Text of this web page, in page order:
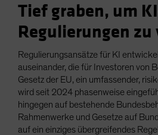
Tief graben, um
Regulierungen zu
Regulierungsansätze für KI
auseinander, die für Investoren von
Gesetz der EU, ein umfassender,
wird seit 2024 phasenweise
hingegen auf bestehende
Rahmenwerke und Gesetze auf
auf ein einziges übergreifendes